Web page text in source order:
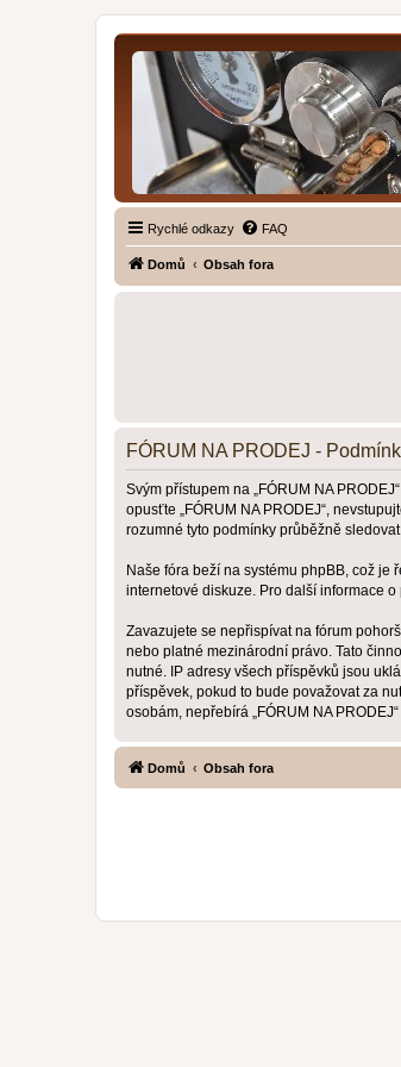
Rychlé odkazy FAQ
Domů Obsah fora
FÓRUM NA PRODEJ -
Svým přístupem na „FÓRUM NA
opusťte „FÓRUM NA PRODEJ“,
rozumné tyto podmínky průběžně
Naše fóra beží na systému phpBB, což je
internetové diskuze. Pro další informace o
Zavazujete se nepřispívat na fórum
nebo platné mezinárodní právo. Tato
nutné. IP adresy všech příspěvků jsou
příspěvek, pokud to bude považovat za
osobám, nepřebírá „FÓRUM NA
Domů Obsah fora